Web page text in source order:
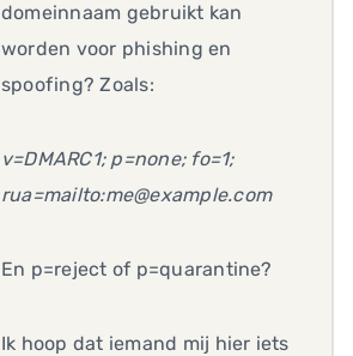
domeinnaam gebruikt kan
worden voor phishing en
spoofing? Zoals:
v=DMARC1; p=none; fo=1;
rua=mailto:me@example.com
En p=reject of p=quarantine?
Ik hoop dat iemand mij hier iets